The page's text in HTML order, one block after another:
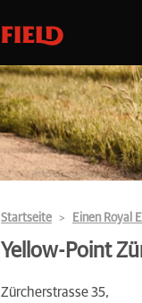
Startseite Einen Royal
Yellow-Point
Zürcherstrasse 35,